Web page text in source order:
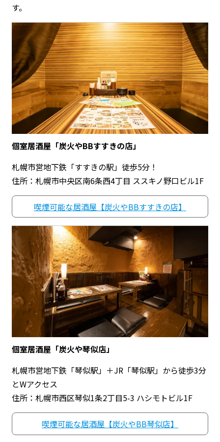
す。
個室居酒屋「炭火やBBすすきの店」
札幌市営地下鉄「すすきの駅」徒歩5分！
住所：札幌市中央区南6条西4丁目 ススキノ野口ビル1F
喫煙可能な居酒屋【炭火やBBすすきの店】
個室居酒屋「炭火や琴似店」
札幌市営地下鉄「琴似駅」＋JR「琴似駅」から徒歩3分
とWアクセス
住所：札幌市西区琴似1条2丁目5-3 ハシモトビル1F
喫煙可能な居酒屋【炭火やBB琴似店】